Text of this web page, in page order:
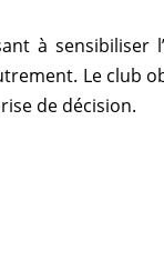
à sensibiliser
Le club
de décision.